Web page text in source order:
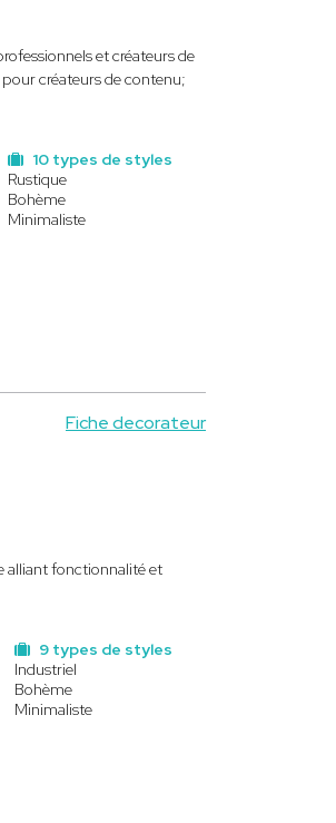
et créateurs de
créateurs de contenu;
10 types de styles
Rustique
Bohème
Minimaliste
Fiche decorateur
alliant fonctionnalité et
9 types de styles
Industriel
Bohème
Minimaliste